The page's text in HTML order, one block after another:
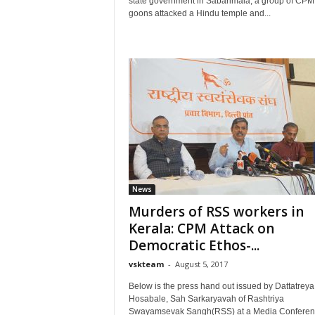
goons attacked a Hindu temple and...
News
Murders of RSS workers in
Kerala: CPM Attack on
Democratic Ethos-...
vskteam - August 5, 2017
Below is the press hand out issued by Dattatreya
Hosabale, Sah Sarkaryavah of Rashtriya
Swayamsevak Sangh(RSS) at a Media